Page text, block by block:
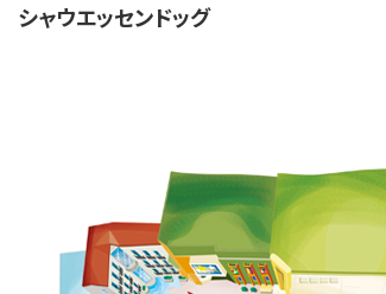
シャウエッセンドッグ